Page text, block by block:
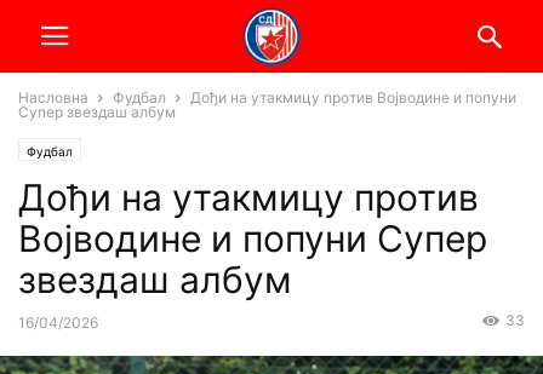
Насловна Фудбал
Дођи на утакмицу против Војводине и попуни
Супер звездаш албум
Фудбал
Дођи на утакмицу против
Војводине и попуни Супер
звездаш албум
16/04/2026 33